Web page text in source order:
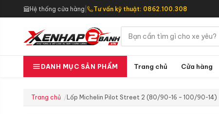
Hệ thống cửa hàng Tư vấn kỹ thuật: 0862.100.308
DANH MỤC SẢN PHẨM Trang chủ Cửa hàng
Trang chủ Lốp Michelin Pilot Street 2 (80/90-16 – 100/90-14)